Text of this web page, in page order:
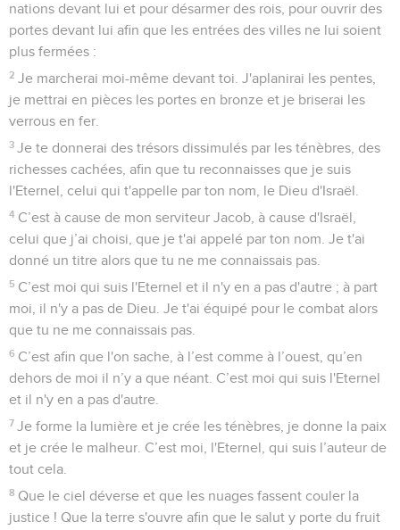
nations devant lui et pour désarmer des rois, pour ouvrir des
portes devant lui afin que les entrées des villes ne lui soient
plus fermées :
2 Je marcherai moi-même devant toi. J'aplanirai les pentes,
je mettrai en pièces les portes en bronze et je briserai les
verrous en fer.
3 Je te donnerai des trésors dissimulés par les ténèbres, des
richesses cachées, afin que tu reconnaisses que je suis
l'Eternel, celui qui t'appelle par ton nom, le Dieu d'Israël.
4 C’est à cause de mon serviteur Jacob, à cause d'Israël,
celui que j’ai choisi, que je t'ai appelé par ton nom. Je t'ai
donné un titre alors que tu ne me connaissais pas.
5 C’est moi qui suis l'Eternel et il n'y en a pas d'autre ; à part
moi, il n'y a pas de Dieu. Je t'ai équipé pour le combat alors
que tu ne me connaissais pas.
6 C’est afin que l'on sache, à l’est comme à l’ouest, qu’en
dehors de moi il n’y a que néant. C’est moi qui suis l'Eternel
et il n'y en a pas d'autre.
7 Je forme la lumière et je crée les ténèbres, je donne la paix
et je crée le malheur. C’est moi, l'Eternel, qui suis l’auteur de
tout cela.
8 Que le ciel déverse et que les nuages fassent couler la
justice ! Que la terre s'ouvre afin que le salut y porte du fruit